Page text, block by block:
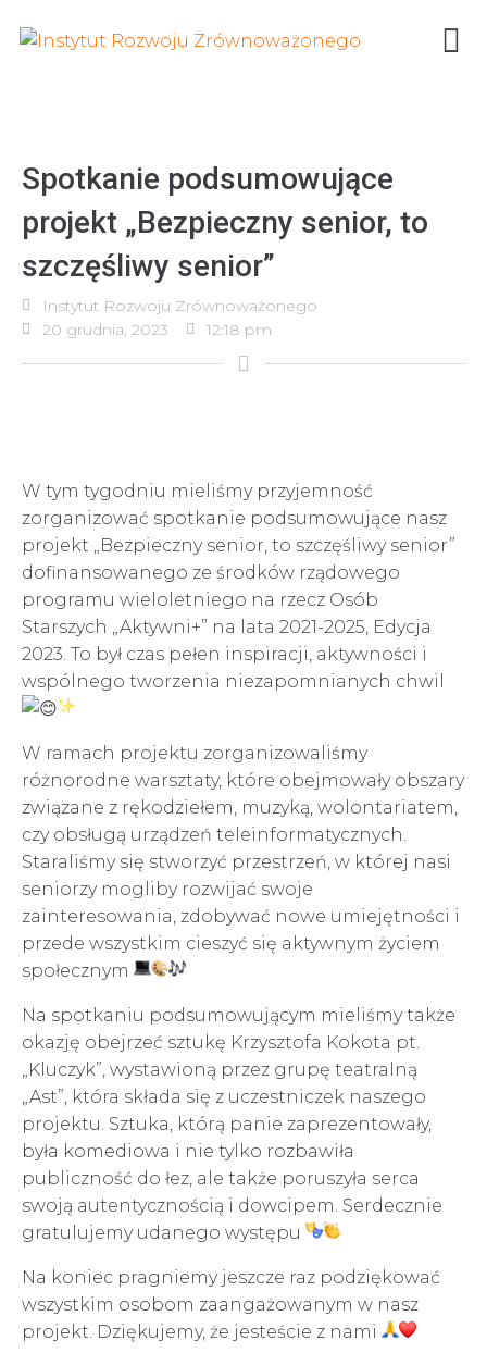
Spotkanie podsumowujące
projekt „Bezpieczny senior, to
szczęśliwy senior”
Instytut Rozwoju Zrównoważonego
20 grudnia, 2023
12:18 pm
W tym tygodniu mieliśmy przyjemność
zorganizować spotkanie podsumowujące nasz
projekt „Bezpieczny senior, to szczęśliwy senior”
dofinansowanego ze środków rządowego
programu wieloletniego na rzecz Osób
Starszych „Aktywni+” na lata 2021-2025, Edycja
2023. To był czas pełen inspiracji, aktywności i
wspólnego tworzenia niezapomnianych chwil
W ramach projektu zorganizowaliśmy
różnorodne warsztaty, które obejmowały obszary
związane z rękodziełem, muzyką, wolontariatem,
czy obsługą urządzeń teleinformatycznych.
Staraliśmy się stworzyć przestrzeń, w której nasi
seniorzy mogliby rozwijać swoje
zainteresowania, zdobywać nowe umiejętności i
przede wszystkim cieszyć się aktywnym życiem
społecznym
Na spotkaniu podsumowującym mieliśmy także
okazję obejrzeć sztukę Krzysztofa Kokota pt.
„Kluczyk”, wystawioną przez grupę teatralną
„Ast”, która składa się z uczestniczek naszego
projektu. Sztuka, którą panie zaprezentowały,
była komediowa i nie tylko rozbawiła
publiczność do łez, ale także poruszyła serca
swoją autentycznością i dowcipem. Serdecznie
gratulujemy udanego występu
Na koniec pragniemy jeszcze raz podziękować
wszystkim osobom zaangażowanym w nasz
projekt. Dziękujemy, że jesteście z nami